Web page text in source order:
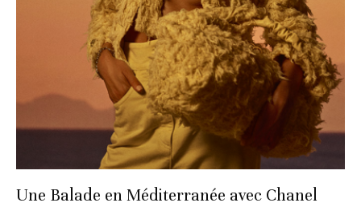
Une Balade en Méditerranée avec Chanel